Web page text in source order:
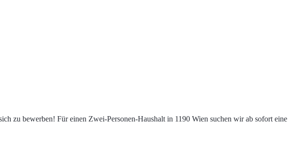
zu bewerben! Für einen Zwei-Personen-Haushalt in 1190 Wien suchen wir ab sofort eine